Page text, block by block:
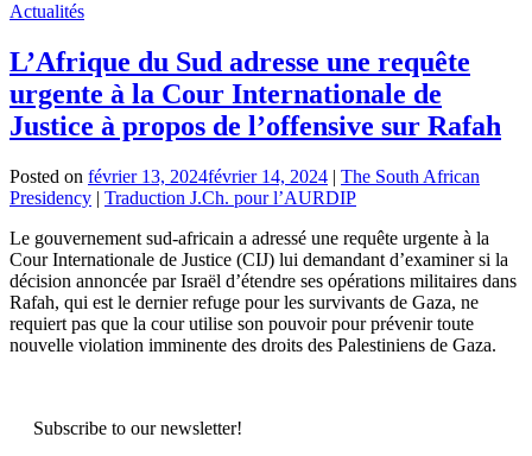
Actualités
L’Afrique du Sud adresse une requête
urgente à la Cour Internationale de
Justice à propos de l’offensive sur Rafah
Posted on février 13, 2024février 14, 2024 | The South African
Presidency | Traduction J.Ch. pour l’AURDIP
Le gouvernement sud-africain a adressé une requête urgente à la
Cour Internationale de Justice (CIJ) lui demandant d’examiner si la
décision annoncée par Israël d’étendre ses opérations militaires dans
Rafah, qui est le dernier refuge pour les survivants de Gaza, ne
requiert pas que la cour utilise son pouvoir pour prévenir toute
nouvelle violation imminente des droits des Palestiniens de Gaza.
Subscribe to our newsletter!